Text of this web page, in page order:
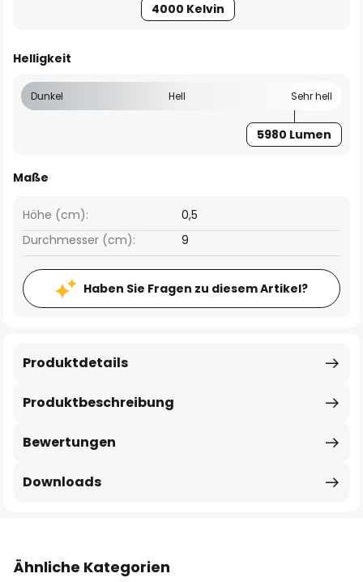
4000 Kelvin
Helligkeit
Dunkel Hell Sehr hell
5980 Lumen
Maße
Höhe (cm):
0,5
Durchmesser (cm):
9
Haben Sie Fragen zu diesem Artikel?
Produktbeschreibung
Produktdetails
Bewertungen
Downloads
Ähnliche Kategorien